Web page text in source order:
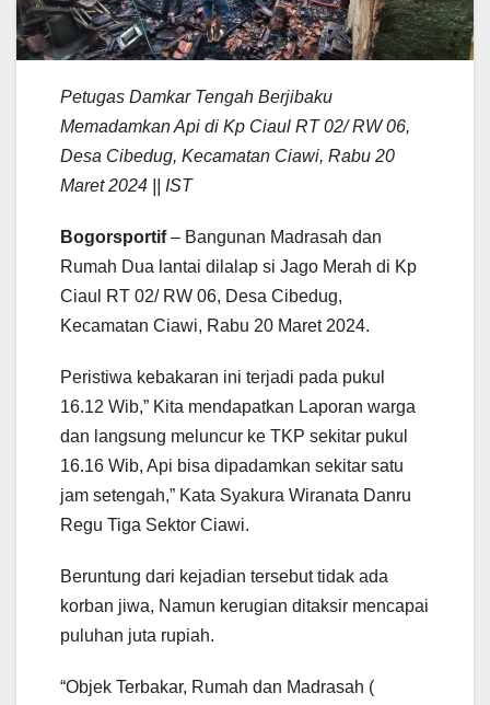
Petugas Damkar Tengah Berjibaku
Memadamkan Api di Kp Ciaul RT 02/ RW 06,
Desa Cibedug, Kecamatan Ciawi, Rabu 20
Maret 2024 || IST
Bogorsportif– Bangunan Madrasah dan
Rumah Dua lantai dilalap si Jago Merah di Kp
Ciaul RT 02/ RW 06, Desa Cibedug,
Kecamatan Ciawi, Rabu 20 Maret 2024.
Peristiwa kebakaran ini terjadi pada pukul
16.12 Wib,” Kita mendapatkan Laporan warga
dan langsung meluncur ke TKP sekitar pukul
16.16 Wib, Api bisa dipadamkan sekitar satu
jam setengah,” Kata Syakura Wiranata Danru
Regu Tiga Sektor Ciawi.
Beruntung dari kejadian tersebut tidak ada
korban jiwa, Namun kerugian ditaksir mencapai
puluhan juta rupiah.
“Objek Terbakar, Rumah dan Madrasah (